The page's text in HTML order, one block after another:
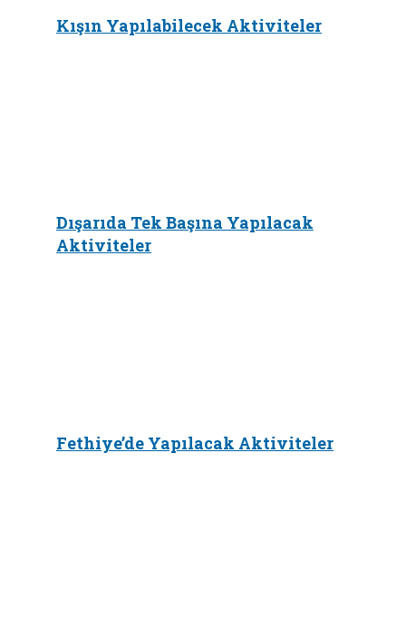
Kışın Yapılabilecek Aktiviteler
Dışarıda Tek Başına Yapılacak
Aktiviteler
Fethiye’de Yapılacak Aktiviteler